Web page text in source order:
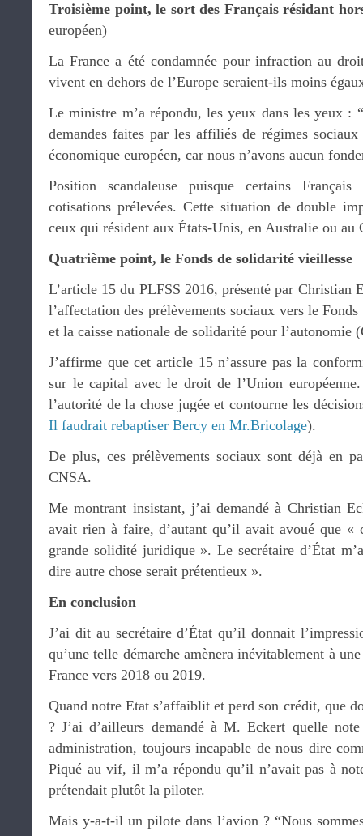
Troisième point, le sort des Français résidant
européen)
La France a été condamnée pour infraction au
vivent en dehors de l’Europe seraient-ils moins
Le ministre m’a répondu, les yeux dans les yeux :
demandes faites par les affiliés de régimes sociaux
économique européen, car nous n’avons aucun
Position scandaleuse puisque certains
cotisations prélevées. Cette situation de double
ceux qui résident aux États-Unis, en Australie ou au
Quatrième point, le Fonds de solidarité vieillesse
L’article 15 du PLFSS 2016, présenté par Christian
l’affectation des prélèvements sociaux vers le
et la caisse nationale de solidarité pour l’autonomie
J’affirme que cet article 15 n’assure pas la
sur le capital avec le droit de l’Union
l’autorité de la chose jugée et contourne les
Il faudrait rebaptiser Bercy en Mr.Bricolage).
De plus, ces prélèvements sociaux sont déjà en
CNSA.
Me montrant insistant, j’ai demandé à Christian
avait rien à faire, d’autant qu’il avait avoué que «
grande solidité juridique ». Le secrétaire d’État
dire autre chose serait prétentieux ».
En conclusion
J’ai dit au secrétaire d’État qu’il donnait
qu’une telle démarche amènera inévitablement à
France vers 2018 ou 2019.
Quand notre Etat s’affaiblit et perd son crédit, que
? J’ai d’ailleurs demandé à M. Eckert quelle
administration, toujours incapable de nous dire
Piqué au vif, il m’a répondu qu’il n’avait pas à
prétendait plutôt la piloter.
Mais y-a-t-il un pilote dans l’avion ? “Nous